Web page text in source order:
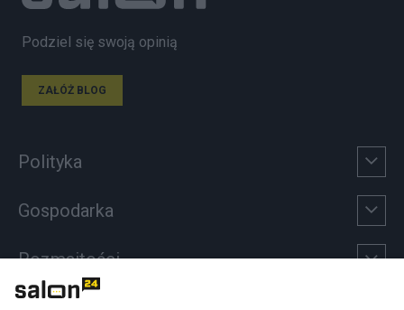
Podziel się swoją opinią
ZAŁÓŻ BLOG
Polityka
Gospodarka
Rozmaitości